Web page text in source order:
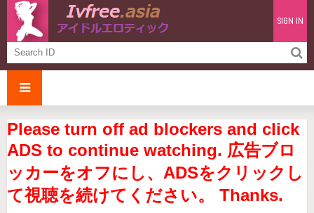
SIGN IN
Please turn off ad blockers and click
ADS to continue watching. 広告ブロ
ッカーをオフにし、ADSをクリックし
て視聴を続けてください。 Thanks.